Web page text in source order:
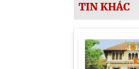
TIN KHÁC